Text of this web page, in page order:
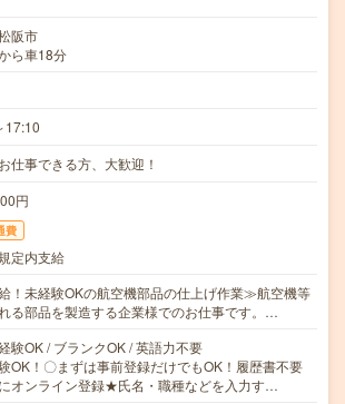
阪市
ら車18分
17:10
仕事できる方、大歓迎！
円
費
定内支給
！未経験OKの航空機部品の仕上げ作業≫航空機等
る部品を製造する企業様でのお仕事です。…
験OK / ブランクOK / 英語力不要
OK！〇まずは事前登録だけでもOK！履歴書不要
オンライン登録★氏名・職種などを入力す…